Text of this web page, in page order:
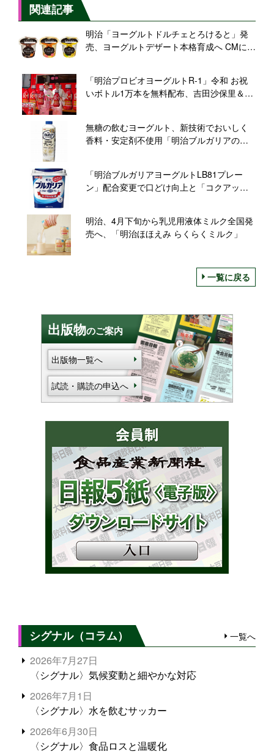
関連記事
明治「ヨーグルトドルチェとろけると」発
売、ヨーグルトデザート本格育成へ CMに池
「明治プロビオヨーグルトR-1」令和 お祝
いボトル1万本を無料配布、吉田沙保里＆澤
無糖の飲むヨーグルト、新技術でおいしく
香料・安定剤不使用「明治ブルガリアのむ
「明治ブルガリアヨーグルトLB81プレー
ン」配合変更で口どけ向上と「コクアッ
明治、4月下旬から乳児用液体ミルク全国発
売へ、「明治ほほえみ らくらくミルク」
一覧に戻る
出版物のご案内
出版物一覧へ
試読・購読の申込へ
シグナル（コラム） 一覧へ
2026年7月27日
〈シグナル〉気候変動と細やかな対応
2026年7月1日
〈シグナル〉水を飲むサッカー
2026年6月30日
〈シグナル〉食品ロスと温暖化